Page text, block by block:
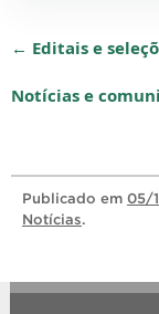
← Editais e
Notícias e
Publicado em 05/
Notícias.